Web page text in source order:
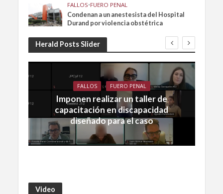
FALLOS•FUERO PENAL
Condenan a un anestesista del Hospital
Durand por violencia obstétrica
Herald Posts Slider
FALLOS FUERO PENAL
Imponen realizar un taller de
capacitación en discapacidad
diseñado para el caso
Video